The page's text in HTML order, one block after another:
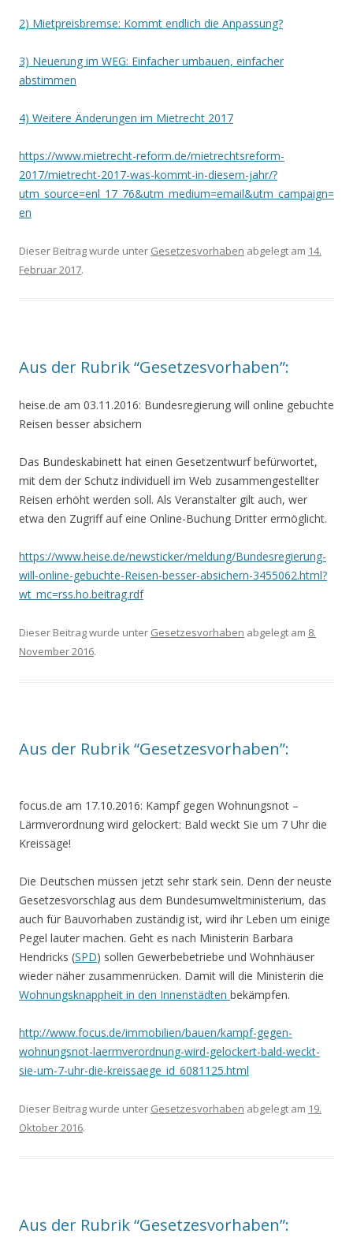
2) Mietpreisbremse: Kommt endlich die Anpassung?
3) Neuerung im WEG: Einfacher umbauen, einfacher
abstimmen
4) Weitere Änderungen im Mietrecht 2017
https://www.mietrecht-reform.de/mietrechtsreform-
2017/mietrecht-2017-was-kommt-in-diesem-jahr/?
utm_source=enl_17_76&utm_medium=email&utm_campaign=
en
Dieser Beitrag wurde unter Gesetzesvorhaben abgelegt am 14.
Februar 2017.
Aus der Rubrik “Gesetzesvorhaben”:
heise.de am 03.11.2016: Bundesregierung will online gebuchte
Reisen besser absichern
Das Bundeskabinett hat einen Gesetzentwurf befürwortet,
mit dem der Schutz individuell im Web zusammengestellter
Reisen erhöht werden soll. Als Veranstalter gilt auch, wer
etwa den Zugriff auf eine Online-Buchung Dritter ermöglicht.
https://www.heise.de/newsticker/meldung/Bundesregierung-
will-online-gebuchte-Reisen-besser-absichern-3455062.html?
wt_mc=rss.ho.beitrag.rdf
Dieser Beitrag wurde unter Gesetzesvorhaben abgelegt am 8.
November 2016.
Aus der Rubrik “Gesetzesvorhaben”:
focus.de am 17.10.2016: Kampf gegen Wohnungsnot –
Lärmverordnung wird gelockert: Bald weckt Sie um 7 Uhr die
Kreissäge!
Die Deutschen müssen jetzt sehr stark sein. Denn der neuste
Gesetzesvorschlag aus dem Bundesumweltministerium, das
auch für Bauvorhaben zuständig ist, wird ihr Leben um einige
Pegel lauter machen. Geht es nach Ministerin Barbara
Hendricks (SPD) sollen Gewerbebetriebe und Wohnhäuser
wieder näher zusammenrücken. Damit will die Ministerin die
Wohnungsknappheit in den Innenstädten bekämpfen.
http://www.focus.de/immobilien/bauen/kampf-gegen-
wohnungsnot-laermverordnung-wird-gelockert-bald-weckt-
sie-um-7-uhr-die-kreissaege_id_6081125.html
Dieser Beitrag wurde unter Gesetzesvorhaben abgelegt am 19.
Oktober 2016.
Aus der Rubrik “Gesetzesvorhaben”: